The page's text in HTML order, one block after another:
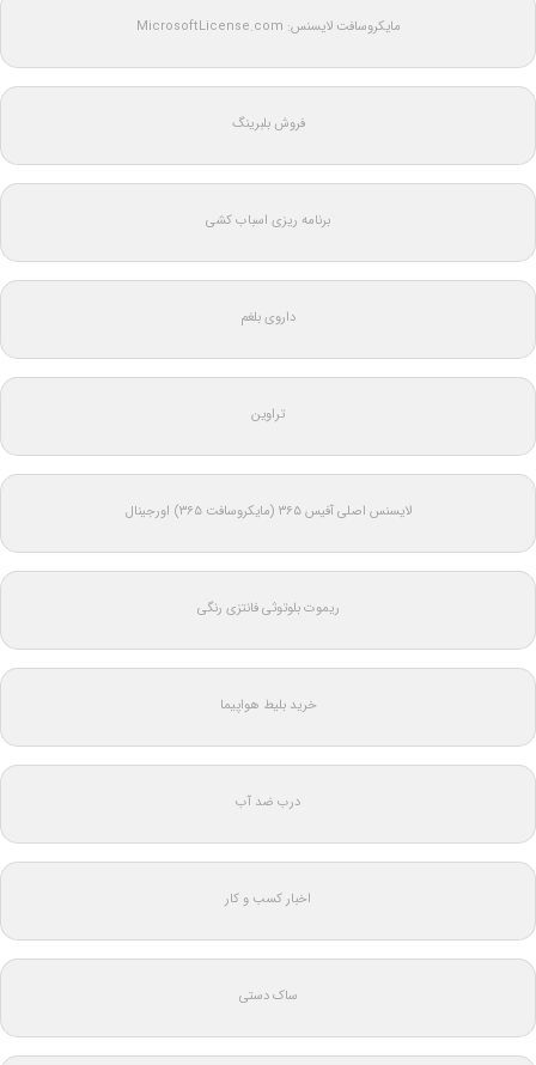
مایکروسافت لایسنس: MicrosoftLicense.com
فروش بلبرینگ
برنامه ریزی اسباب کشی
داروی بلغم
تراوین
لایسنس اصلی آفیس ۳۶۵ (مایکروسافت ۳۶۵) اورجینال
ریموت بلوتوثی فانتزی رنگی
خرید بلیط هواپیما
درب ضد آب
اخبار کسب و کار
ساک دستی